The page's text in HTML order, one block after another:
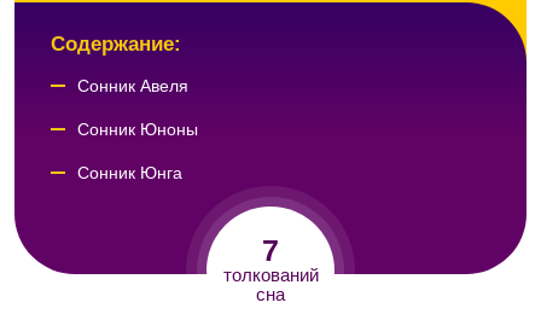
7
толкований
сна
Содержание:
Сонник Авеля
Сонник Юноны
Сонник Юнга
Сонник Кассандры
Сонник толкователь снов
Большой сонник (Наталья Степанова)